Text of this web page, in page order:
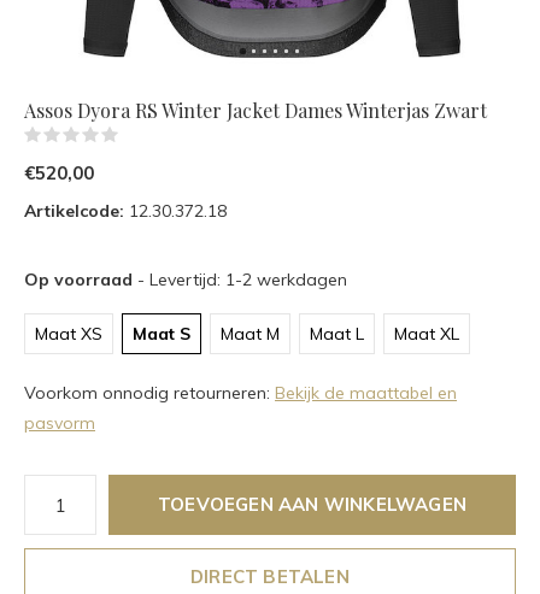
Assos Dyora RS Winter Jacket Dames Winterjas Zwart
€520,00
Artikelcode: 12.30.372.18
Op voorraad - Levertijd: 1-2 werkdagen
Maat XS Maat S Maat M Maat L Maat XL
Voorkom onnodig retourneren: Bekijk de maattabel en
pasvorm
TOEVOEGEN AAN WINKELWAGEN
DIRECT BETALEN